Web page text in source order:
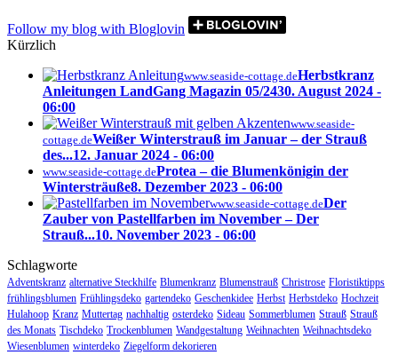
Follow my blog with Bloglovin
Kürzlich
www.seaside-cottage.deHerbstkranz
Anleitungen LandGang Magazin 05/2430. August 2024 -
06:00
www.seaside-
cottage.deWeißer Winterstrauß im Januar – der Strauß
des...12. Januar 2024 - 06:00
www.seaside-cottage.deProtea – die Blumenkönigin der
Wintersträuße8. Dezember 2023 - 06:00
www.seaside-cottage.deDer
Zauber von Pastellfarben im November – Der
Strauß...10. November 2023 - 06:00
Schlagworte
Adventskranz alternative Steckhilfe Blumenkranz Blumenstrauß Christrose Floristiktipps
frühlingsblumen Frühlingsdeko gartendeko Geschenkidee Herbst Herbstdeko Hochzeit
Hulahoop Kranz Muttertag nachhaltig osterdeko Sideau Sommerblumen Strauß Strauß
des Monats Tischdeko Trockenblumen Wandgestaltung Weihnachten Weihnachtsdeko
Wiesenblumen winterdeko Ziegelform dekorieren